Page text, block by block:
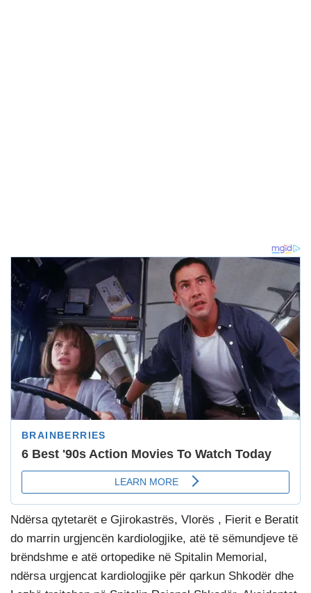
Ndërsa qytetarët e Gjirokastrës, Vlorës , Fierit e Beratit
do marrin urgjencën kardiologjike, atë të sëmundjeve të
brëndshme e atë ortopedike në Spitalin Memorial,
ndërsa urgjencat kardiologjike për qarkun Shkodër dhe